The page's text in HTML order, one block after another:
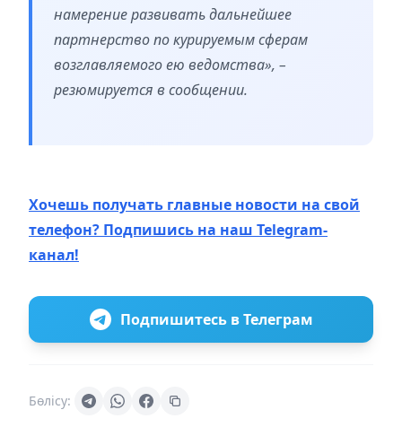
намерение развивать дальнейшее
партнерство по курируемым сферам
возглавляемого ею ведомства», –
резюмируется в сообщении.
Хочешь получать главные новости на свой
телефон? Подпишись на наш Telegram-
канал!
Подпишитесь в Телеграм
Бөлісу: